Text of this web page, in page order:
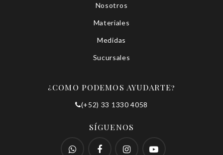
Nosotros
Materiales
Medidas
Sucursales
¿COMO PODEMOS AYUDARTE?
(+52) 33 1330 4058
SÍGUENOS